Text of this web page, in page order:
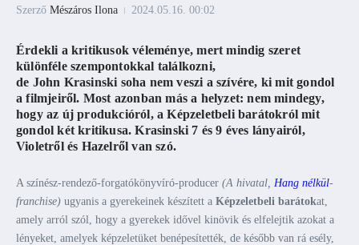
Szerző Mészáros Ilona 2024.05.16. 00:02
Érdekli a kritikusok véleménye, mert mindig szeret
különféle szempontokkal találkozni,
de John Krasinski soha nem veszi a szívére, ki mit gondol
a filmjeiről. Most azonban más a helyzet: nem mindegy,
hogy az új produkcióról, aKépzeletbeli barátokról mit
gondol két kritikusa.Krasinski 7 és 9 éves lányairól,
Violetről és Hazelről van szó.
A színész-rendező-forgatókönyvíró-producer (A hivatal, Hang nélkül-
franchise) ugyanis a gyerekeinek készített a Képzeletbeli barátokat,
amely arról szól, hogy a gyerekek idővel kinövik és elfelejtik azokat a
lényeket, amelyek képzeletüket benépesítették, de később van rá esély,